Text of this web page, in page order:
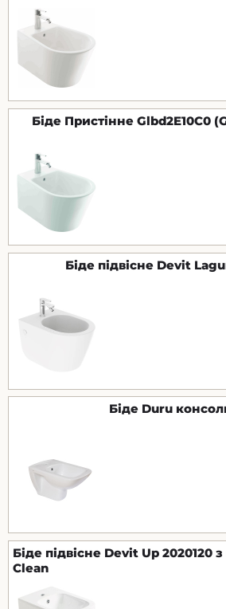
Біде Пристінне Glbd2E10C0
Біде підвісне Devit
Біде Duru
Біде підвісне Devit Up 2020120
Clean